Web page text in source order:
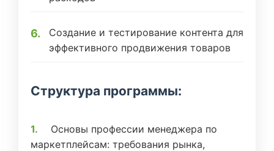
Создание и тестирование контента для
эффективного продвижения товаров
Структура программы:
Основы профессии менеджера по
маркетплейсам: требования рынка,